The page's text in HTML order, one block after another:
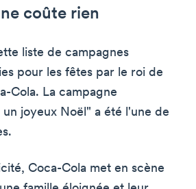
coûte rien
liste de campagnes
pour les fêtes par le roi de
Cola. La campagne
joyeux Noël" a été l'une de
Coca-Cola met en scène